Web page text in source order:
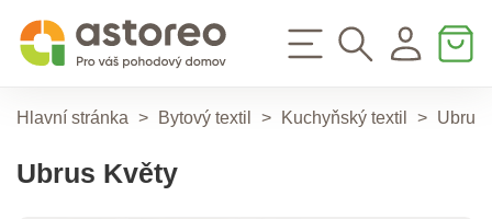
Hlavní stránka > Bytový textil > Kuchyňský textil > Ubrusy
Ubrus Květy